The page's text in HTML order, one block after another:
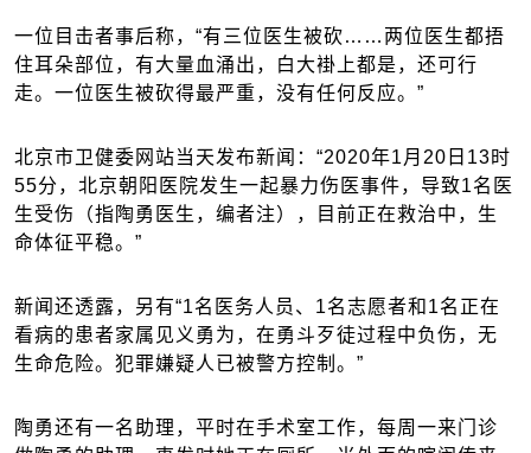
一位目击者事后称，“有三位医生被砍……两位医生都捂
住耳朵部位，有大量血涌出，白大褂上都是，还可行
走。一位医生被砍得最严重，没有任何反应。”
北京市卫健委网站当天发布新闻：“2020年1月20日13时
55分，北京朝阳医院发生一起暴力伤医事件，导致1名医
生受伤（指陶勇医生，编者注），目前正在救治中，生
命体征平稳。”
新闻还透露，另有“1名医务人员、1名志愿者和1名正在
看病的患者家属见义勇为，在勇斗歹徒过程中负伤，无
生命危险。犯罪嫌疑人已被警方控制。”
陶勇还有一名助理，平时在手术室工作，每周一来门诊